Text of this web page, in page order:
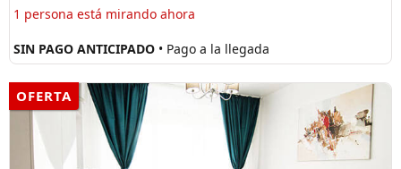
1 persona está mirando ahora
SIN PAGO ANTICIPADO • Pago a la llegada
OFERTA